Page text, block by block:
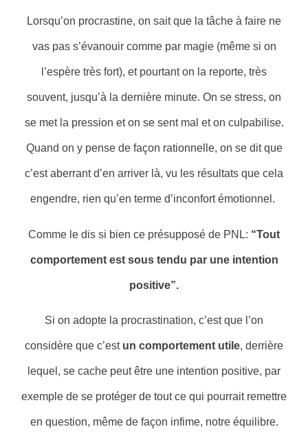
Lorsqu’on procrastine, on sait que la tâche à faire ne
vas pas s’évanouir comme par magie (même si on
l’espère très fort), et pourtant on la reporte, très
souvent, jusqu’à la dernière minute. On se stress, on
se met la pression et on se sent mal et on culpabilise.
Quand on y pense de façon rationnelle, on se dit que
c’est aberrant d’en arriver là, vu les résultats que cela
engendre, rien qu’en terme d’inconfort émotionnel.
Comme le dis si bien ce présupposé de PNL: “Tout
comportement est sous tendu par une intention
positive”.
Si on adopte la procrastination, c’est que l’on
considère que c’est un comportement utile, derrière
lequel, se cache peut être une intention positive, par
exemple de se protéger de tout ce qui pourrait remettre
en question, même de façon infime, notre équilibre.